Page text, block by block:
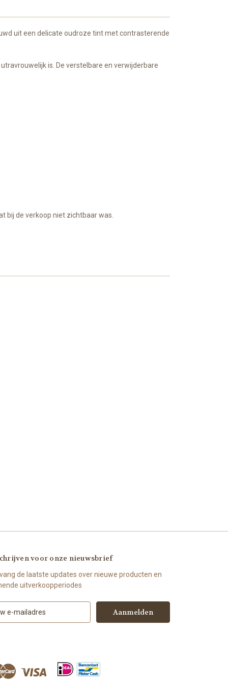
uit een delicate oudroze tint met contrasterende
is. De verstelbare en verwijderbare
bij de verkoop niet zichtbaar was.
voor onze nieuwsbrief
de laatste updates over nieuwe producten en
uitverkoopperiodes